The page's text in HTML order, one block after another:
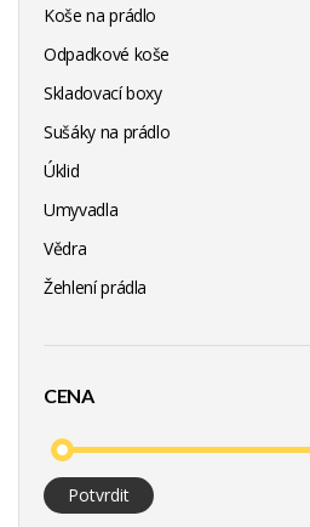
Koše na prádlo
Odpadkové koše
Skladovací boxy
Sušáky na prádlo
Úklid
Umyvadla
Vědra
Žehlení prádla
CENA
Potvrdit